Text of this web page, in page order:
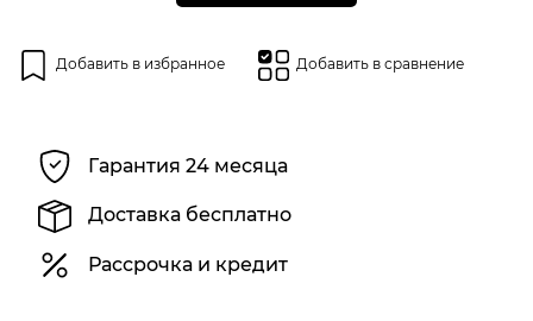
Добавить в избранное Добавить в сравнение
Гарантия 24 месяца
Доставка бесплатно
Рассрочка и кредит